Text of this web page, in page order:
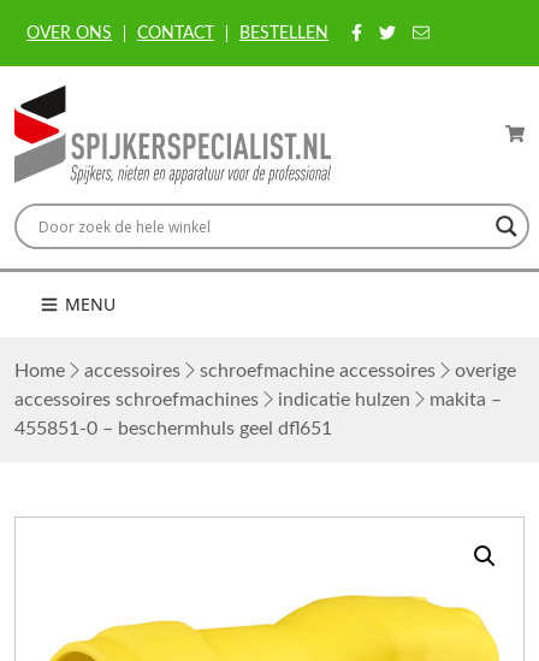
OVER ONS CONTACT BESTELLEN
MENU
Home accessoires schroefmachine accessoires
overige
accessoires schroefmachines
indicatie hulzen
makita –
455851-0 – beschermhuls geel dfl651